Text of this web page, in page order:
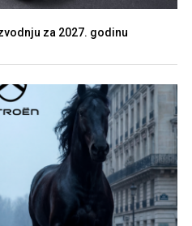
za 2027. godinu